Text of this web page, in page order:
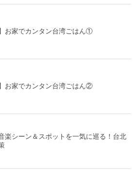
】お家でカンタン台湾ごはん①
】お家でカンタン台湾ごはん②
楽シーン＆スポットを一気に巡る！台北